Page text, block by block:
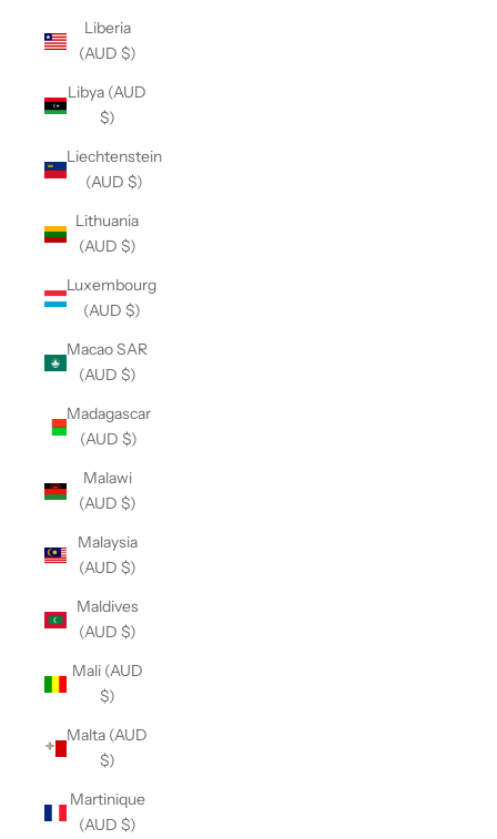
Liberia
(AUD $)
Libya (AUD
$)
Liechtenstein
(AUD $)
Lithuania
(AUD $)
Luxembourg
(AUD $)
Macao SAR
(AUD $)
Madagascar
(AUD $)
Malawi
(AUD $)
Malaysia
(AUD $)
Maldives
(AUD $)
Mali (AUD
$)
Malta (AUD
$)
Martinique
(AUD $)